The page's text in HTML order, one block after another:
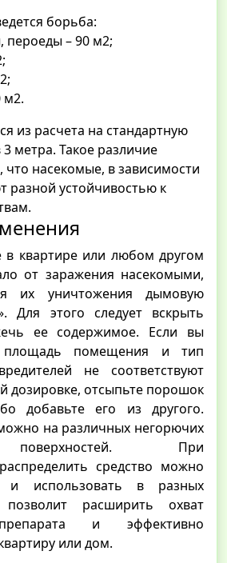
борьба:
пероеды – 90 м2;
м2.
из расчета на стандартную
метра. Такое различие
что насекомые, в зависимости
разной устойчивостью к
квартире или любом другом
от заражения насекомыми,
их уничтожения дымовую
Для этого следует вскрыть
ее содержимое. Если вы
площадь помещения и тип
не соответствуют
дозировке, отсыпьте порошок
добавьте его из другого.
на различных негорючих
поверхностей. При
средство можно
и использовать в разных
расширить охват
и эффективно
или дом.